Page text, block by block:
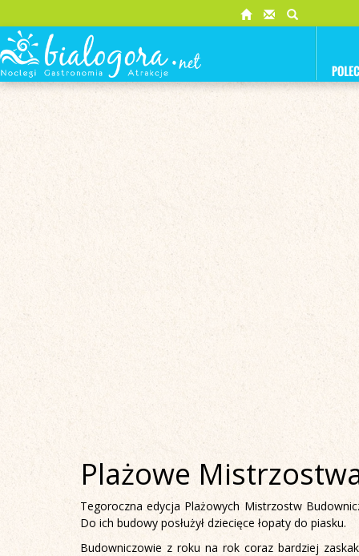
Plażowe
Tegoroczna edycja Plażowych Mistrzostw
Do ich budowy posłużył dziecięce łopaty do piasku.
Budowniczowie z roku na rok coraz bardziej